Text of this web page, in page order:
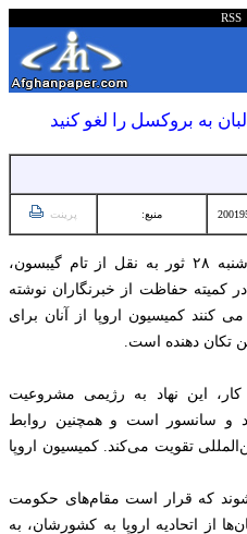
RSS
به بروکسل را لغو کنید
منبع: پرینت
کمیته حفاظت از خبرنگاران روز دوشنبه ۲۸ ثور به نقل از تام گیبسون،
کمیته حفاظت از خبرنگاران نوشته
کنند کمیسیون اروپا از آنان برای
تکان دهنده است.
کار، این نهاد به رژیمی مشروعیت
سانسور است و همچنین روابط
تقویت می‌کند. کمیسیون اروپا
که قرار است مقام‌های حکومت
از اتحادیه اروپا به کشورشان، به